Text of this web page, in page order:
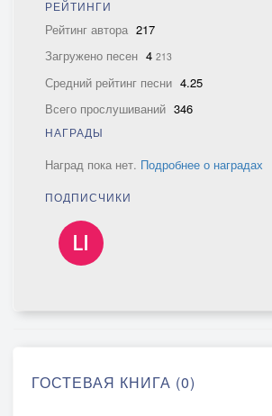
РЕЙТИНГИ
Рейтинг автора 217
Загружено песен 4 213
Средний рейтинг песни 4.25
Всего прослушиваний 346
НАГРАДЫ
Наград пока нет. Подробнее о наградах
ПОДПИСЧИКИ
ГОСТЕВАЯ КНИГА (0)